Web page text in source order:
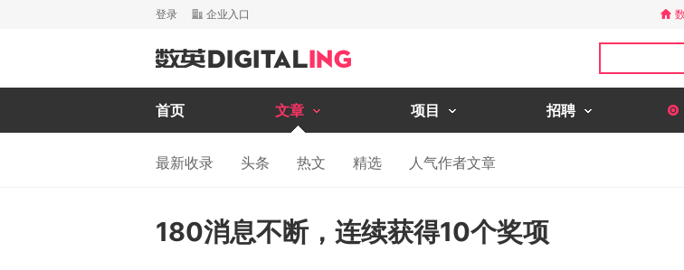
登录 企业入口
首页 文章 项目 招聘
最新收录 头条 热文 精选 人气作者文章
180消息不断，连续获得10个奖项